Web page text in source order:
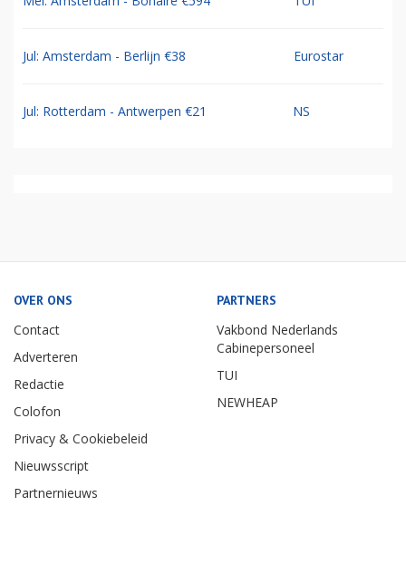
Jul: Amsterdam - Berlijn €38 Eurostar
Jul: Rotterdam - Antwerpen €21 NS
OVER ONS
Contact
Adverteren
Redactie
Colofon
Privacy & Cookiebeleid
Nieuwsscript
Partnernieuws
PARTNERS
Vakbond Nederlands
Cabinepersoneel
TUI
NEWHEAP